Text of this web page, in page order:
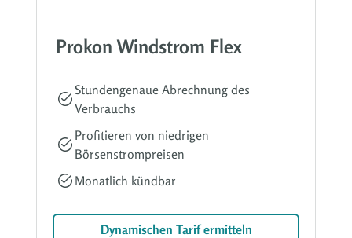
Prokon Windstrom Flex
Stundengenaue Abrechnung des
Verbrauchs
Profitieren von niedrigen
Börsenstrompreisen
Monatlich kündbar
Dynamischen Tarif ermitteln